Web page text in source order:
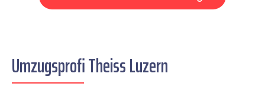
Umzugsprofi Theiss Luzern